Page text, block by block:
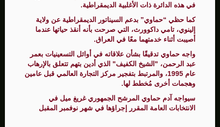
في هذه الدائرة ذات الأغلبية الديمقراطية.
كما حظي “حماوي” بدعم السيناتور الديمقراطية عن ولاية
إلينوي، تامي داكوورث، التي صرحت بأنه أنقذ حياتها عندما
أصيبت أثناء خدمتهما معًا في العراق.
واجه حماوي تدقيقًا بشأن علاقاته في أوائل التسعينيات بعمر
عبد الرحمن، "الشيخ الكفيف" الذي أدين بتهم تتعلق بالإرهاب
عام 1995، والمرتبط بتفجير مركز التجارة العالمي قبل عامين
وهجمات أخرى مُخطط لها.
سيواجه آدم حماوي المرشح الجمهوري غريغ ميل في
الانتخابات العامة المقرر إجراؤها في شهر نوفمبر المقبل